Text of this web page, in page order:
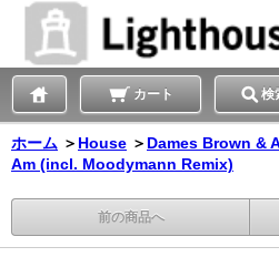
カート 検
ホーム ＞ House ＞ Dames Brown &
Am (incl. Moodymann Remix)
前の商品へ